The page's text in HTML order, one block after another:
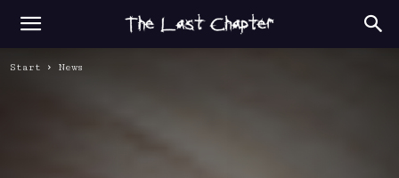
Start News